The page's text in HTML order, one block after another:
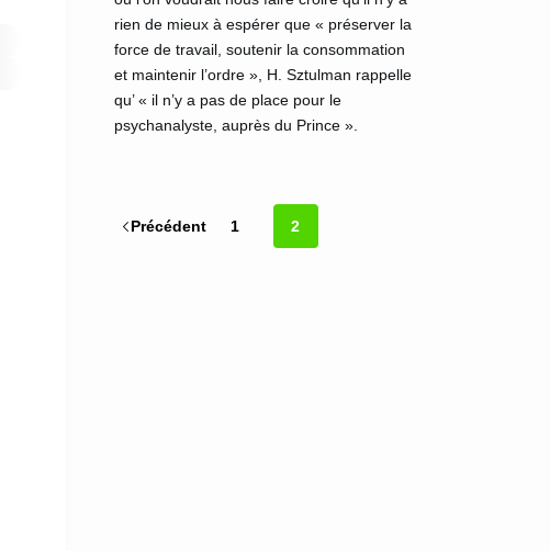
rien de mieux à espérer que « préserver la
force de travail, soutenir la consommation
et maintenir l’ordre », H. Sztulman rappelle
qu’ « il n’y a pas de place pour le
psychanalyste, auprès du Prince ».
Précédent 1 2